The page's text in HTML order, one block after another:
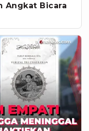
Angkat Bicara